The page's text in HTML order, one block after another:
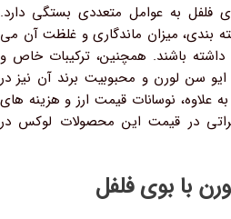
فلفل به عوامل متعددی بستگی دارد.
بندی، میزان ماندگاری و غلظت آن می‌
داشته باشند. همچنین، ترکیبات خاص و
سن لورن و محبوبیت برند آن نیز در
علاوه، نوسانات قیمت ارز و هزینه‌ های
در قیمت این محصولات لوکس در
با بوی فلفل